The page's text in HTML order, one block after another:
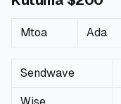
Mtoa Ada
Sendwave